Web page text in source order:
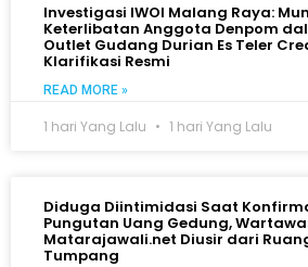
Investigasi IWOI Malang Raya:
Keterlibatan Anggota Denpom
Outlet Gudang Durian Es Teler
Klarifikasi Resmi
READ MORE »
1 hari Yang Lalu 1 hari Yang Lalu
Diduga Diintimidasi Saat
Pungutan Uang Gedung,
Matarajawali.net Diusir dari Ruang
Tumpang